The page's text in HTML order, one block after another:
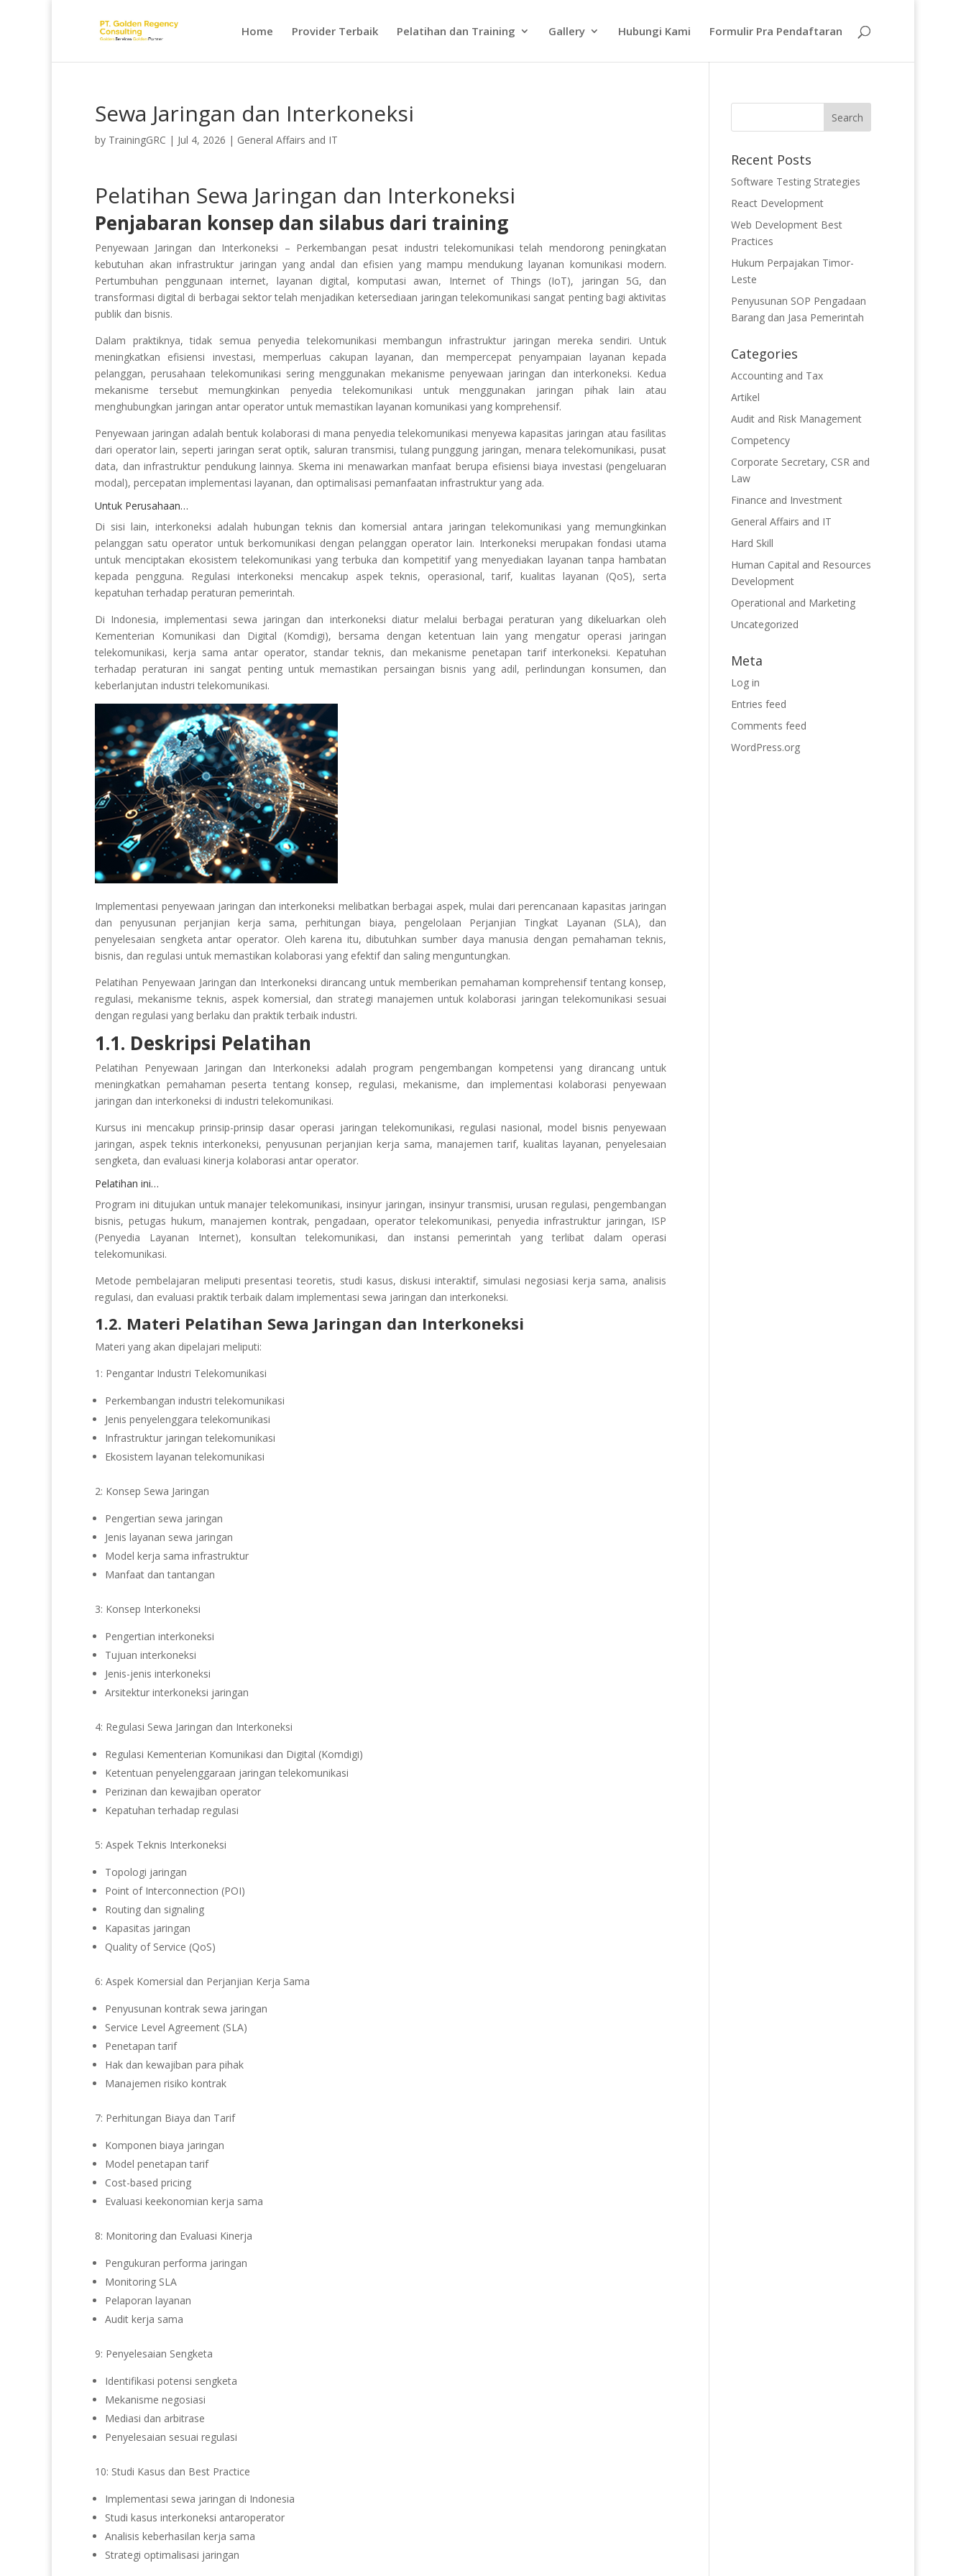
Home Provider Terbaik Pelatihan dan Training Gallery Hubungi Kami Formulir Pra Pendaftaran
Sewa Jaringan dan Interkoneksi
by TrainingGRC | Jul 4, 2026 | General Affairs and IT
Pelatihan Sewa Jaringan dan Interkoneksi
Penjabaran konsep dan silabus dari training
Penyewaan Jaringan dan Interkoneksi – Perkembangan pesat industri telekomunikasi telah mendorong peningkatan
kebutuhan akan infrastruktur jaringan yang andal dan efisien yang mampu mendukung layanan komunikasi modern.
Pertumbuhan penggunaan internet, layanan digital, komputasi awan, Internet of Things (IoT), jaringan 5G, dan
transformasi digital di berbagai sektor telah menjadikan ketersediaan jaringan telekomunikasi sangat penting bagi aktivitas
publik dan bisnis.
Dalam praktiknya, tidak semua penyedia telekomunikasi membangun infrastruktur jaringan mereka sendiri. Untuk
meningkatkan efisiensi investasi, memperluas cakupan layanan, dan mempercepat penyampaian layanan kepada
pelanggan, perusahaan telekomunikasi sering menggunakan mekanisme penyewaan jaringan dan interkoneksi. Kedua
mekanisme tersebut memungkinkan penyedia telekomunikasi untuk menggunakan jaringan pihak lain atau
menghubungkan jaringan antar operator untuk memastikan layanan komunikasi yang komprehensif.
Penyewaan jaringan adalah bentuk kolaborasi di mana penyedia telekomunikasi menyewa kapasitas jaringan atau fasilitas
dari operator lain, seperti jaringan serat optik, saluran transmisi, tulang punggung jaringan, menara telekomunikasi, pusat
data, dan infrastruktur pendukung lainnya. Skema ini menawarkan manfaat berupa efisiensi biaya investasi (pengeluaran
modal), percepatan implementasi layanan, dan optimalisasi pemanfaatan infrastruktur yang ada.
Untuk Perusahaan…
Di sisi lain, interkoneksi adalah hubungan teknis dan komersial antara jaringan telekomunikasi yang memungkinkan
pelanggan satu operator untuk berkomunikasi dengan pelanggan operator lain. Interkoneksi merupakan fondasi utama
untuk menciptakan ekosistem telekomunikasi yang terbuka dan kompetitif yang menyediakan layanan tanpa hambatan
kepada pengguna. Regulasi interkoneksi mencakup aspek teknis, operasional, tarif, kualitas layanan (QoS), serta
kepatuhan terhadap peraturan pemerintah.
Di Indonesia, implementasi sewa jaringan dan interkoneksi diatur melalui berbagai peraturan yang dikeluarkan oleh
Kementerian Komunikasi dan Digital (Komdigi), bersama dengan ketentuan lain yang mengatur operasi jaringan
telekomunikasi, kerja sama antar operator, standar teknis, dan mekanisme penetapan tarif interkoneksi. Kepatuhan
terhadap peraturan ini sangat penting untuk memastikan persaingan bisnis yang adil, perlindungan konsumen, dan
keberlanjutan industri telekomunikasi.
Implementasi penyewaan jaringan dan interkoneksi melibatkan berbagai aspek, mulai dari perencanaan kapasitas jaringan
dan penyusunan perjanjian kerja sama, perhitungan biaya, pengelolaan Perjanjian Tingkat Layanan (SLA), dan
penyelesaian sengketa antar operator. Oleh karena itu, dibutuhkan sumber daya manusia dengan pemahaman teknis,
bisnis, dan regulasi untuk memastikan kolaborasi yang efektif dan saling menguntungkan.
Pelatihan Penyewaan Jaringan dan Interkoneksi dirancang untuk memberikan pemahaman komprehensif tentang konsep,
regulasi, mekanisme teknis, aspek komersial, dan strategi manajemen untuk kolaborasi jaringan telekomunikasi sesuai
dengan regulasi yang berlaku dan praktik terbaik industri.
1.1. Deskripsi Pelatihan
Pelatihan Penyewaan Jaringan dan Interkoneksi adalah program pengembangan kompetensi yang dirancang untuk
meningkatkan pemahaman peserta tentang konsep, regulasi, mekanisme, dan implementasi kolaborasi penyewaan
jaringan dan interkoneksi di industri telekomunikasi.
Kursus ini mencakup prinsip-prinsip dasar operasi jaringan telekomunikasi, regulasi nasional, model bisnis penyewaan
jaringan, aspek teknis interkoneksi, penyusunan perjanjian kerja sama, manajemen tarif, kualitas layanan, penyelesaian
sengketa, dan evaluasi kinerja kolaborasi antar operator.
Pelatihan ini…
Program ini ditujukan untuk manajer telekomunikasi, insinyur jaringan, insinyur transmisi, urusan regulasi, pengembangan
bisnis, petugas hukum, manajemen kontrak, pengadaan, operator telekomunikasi, penyedia infrastruktur jaringan, ISP
(Penyedia Layanan Internet), konsultan telekomunikasi, dan instansi pemerintah yang terlibat dalam operasi
telekomunikasi.
Metode pembelajaran meliputi presentasi teoretis, studi kasus, diskusi interaktif, simulasi negosiasi kerja sama, analisis
regulasi, dan evaluasi praktik terbaik dalam implementasi sewa jaringan dan interkoneksi.
1.2. Materi Pelatihan Sewa Jaringan dan Interkoneksi
Materi yang akan dipelajari meliputi:
1: Pengantar Industri Telekomunikasi
Perkembangan industri telekomunikasi
Jenis penyelenggara telekomunikasi
Infrastruktur jaringan telekomunikasi
Ekosistem layanan telekomunikasi
2: Konsep Sewa Jaringan
Pengertian sewa jaringan
Jenis layanan sewa jaringan
Model kerja sama infrastruktur
Manfaat dan tantangan
3: Konsep Interkoneksi
Pengertian interkoneksi
Tujuan interkoneksi
Jenis-jenis interkoneksi
Arsitektur interkoneksi jaringan
4: Regulasi Sewa Jaringan dan Interkoneksi
Regulasi Kementerian Komunikasi dan Digital (Komdigi)
Ketentuan penyelenggaraan jaringan telekomunikasi
Perizinan dan kewajiban operator
Kepatuhan terhadap regulasi
5: Aspek Teknis Interkoneksi
Topologi jaringan
Point of Interconnection (POI)
Routing dan signaling
Kapasitas jaringan
Quality of Service (QoS)
6: Aspek Komersial dan Perjanjian Kerja Sama
Penyusunan kontrak sewa jaringan
Service Level Agreement (SLA)
Penetapan tarif
Hak dan kewajiban para pihak
Manajemen risiko kontrak
7: Perhitungan Biaya dan Tarif
Komponen biaya jaringan
Model penetapan tarif
Cost-based pricing
Evaluasi keekonomian kerja sama
8: Monitoring dan Evaluasi Kinerja
Pengukuran performa jaringan
Monitoring SLA
Pelaporan layanan
Audit kerja sama
9: Penyelesaian Sengketa
Identifikasi potensi sengketa
Mekanisme negosiasi
Mediasi dan arbitrase
Penyelesaian sesuai regulasi
10: Studi Kasus dan Best Practice
Implementasi sewa jaringan di Indonesia
Studi kasus interkoneksi antaroperator
Analisis keberhasilan kerja sama
Strategi optimalisasi jaringan
Recent Posts
Software Testing Strategies
React Development
Web Development Best
Practices
Hukum Perpajakan Timor-
Leste
Penyusunan SOP Pengadaan
Barang dan Jasa Pemerintah
Categories
Accounting and Tax
Artikel
Audit and Risk Management
Competency
Corporate Secretary, CSR and
Law
Finance and Investment
General Affairs and IT
Hard Skill
Human Capital and Resources
Development
Operational and Marketing
Uncategorized
Meta
Log in
Entries feed
Comments feed
WordPress.org